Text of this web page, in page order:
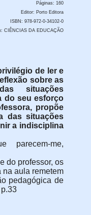
Páginas: 160
Editor: Porto Editora
ISBN: 978-972-0-34102-0
CIÊNCIAS DA EDUCAÇÃO
de ler e
sobre as
situações
do seu esforço
propõe
das situações
a indisciplina
parecem-me,
do professor, os
aula remetem
pedagógica de